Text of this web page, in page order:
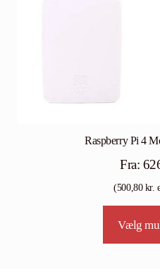
Raspberry Pi 4
Fra:
(500,80kr.
Vælg